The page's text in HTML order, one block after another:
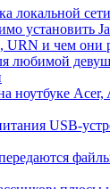
локальной
установить
URN и чем они
любимой
ноутбуке Acer,
USB-